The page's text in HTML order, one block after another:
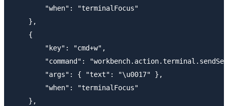
        "when": "terminalFocus"
    },
    {
        "key": "cmd+w",
"command":
        "args": { "text": "\u0017" },
        "when": "terminalFocus"
    },